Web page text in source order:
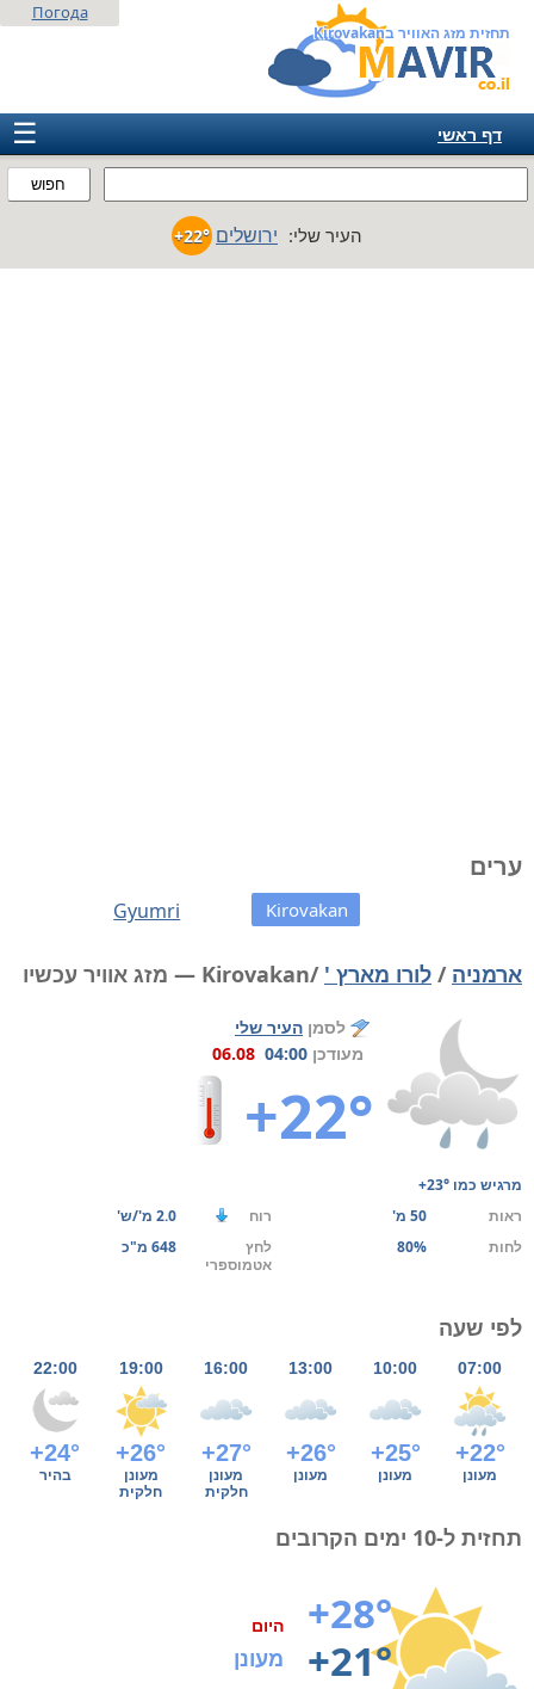
תחזית מזג האוויר בKirovakan
חפוש
Погода
☰
דף ראשי
אמריקה
העיר שלי: ירושלים +22°
ערים
Gyumri Kirovakan
ארמניה / לורו מארץ ' /Kirovakan — מזג אוויר עכשיו
לסמן העיר שלי
מעודכן 04:00
06.08
+22°
מרגיש כמו +23°
ראות
50 מ' רוח
2.0 מ'/ש'
לחות
80%
לחץ
אטמוספרי
648 מ"כ
לפי שעה
07:00
10:00
13:00
16:00
19:00
22:00
+22°
+25°
+26°
+27°
+26°
+24°
מעונן מעונן מעונן
מעונן
חלקית
מעונן
חלקית
בהיר
תחזית ל-10 ימים הקרובים
+28°
+21°
היום
מעונן